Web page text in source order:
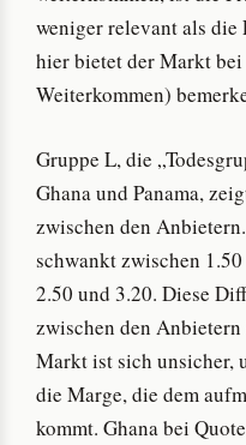
weniger relevant als die
hier bietet der Markt
Weiterkommen)
Gruppe L, die
Ghana und Panama,
zwischen den
schwankt zwischen
2.50 und 3.20. Diese
zwischen den
Markt ist sich unsicher,
die Marge, die dem
kommt. Ghana bei